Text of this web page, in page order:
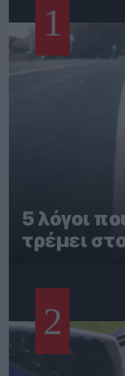
1
5 λόγοι
τρέμει
2